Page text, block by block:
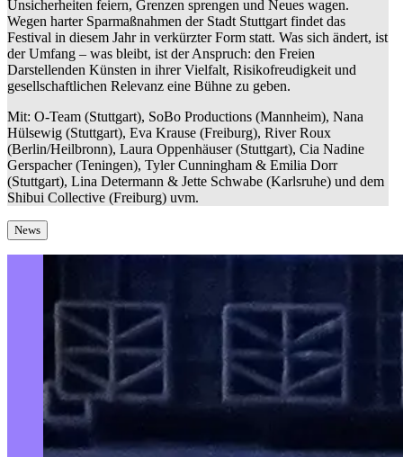
Unsicherheiten feiern, Grenzen sprengen und Neues wagen.
Wegen harter Sparmaßnahmen der Stadt Stuttgart findet das
Festival in diesem Jahr in verkürzter Form statt. Was sich ändert, ist
der Umfang – was bleibt, ist der Anspruch: den Freien
Darstellenden Künsten in ihrer Vielfalt, Risikofreudigkeit und
gesellschaftlichen Relevanz eine Bühne zu geben.
Mit: O-Team (Stuttgart), SoBo Productions (Mannheim), Nana
Hülsewig (Stuttgart), Eva Krause (Freiburg), River Roux
(Berlin/Heilbronn), Laura Oppenhäuser (Stuttgart), Cia Nadine
Gerspacher (Teningen), Tyler Cunningham & Emilia Dorr
(Stuttgart), Lina Determann & Jette Schwabe (Karlsruhe) und dem
Shibui Collective (Freiburg) uvm.
News